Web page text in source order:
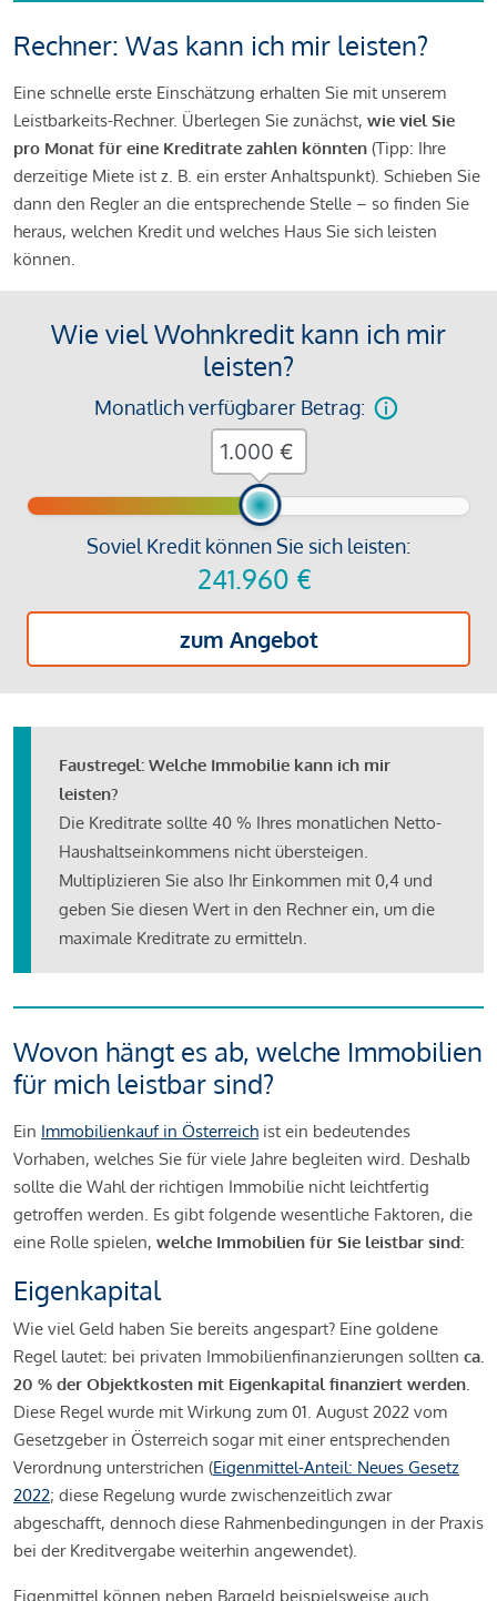
Rechner: Was kann ich mir leisten?
Eine schnelle erste Einschätzung erhalten Sie mit unserem
Leistbarkeits-Rechner. Überlegen Sie zunächst, wie viel Sie
pro Monat für eine Kreditrate zahlen könnten (Tipp: Ihre
derzeitige Miete ist z. B. ein erster Anhaltspunkt). Schieben Sie
dann den Regler an die entsprechende Stelle – so finden Sie
heraus, welchen Kredit und welches Haus Sie sich leisten
können.
Wie viel Wohnkredit kann ich mir
leisten?
Monatlich verfügbarer Betrag:
Soviel Kredit können Sie sich leisten:
241.960 €
zum Angebot
€
Faustregel: Welche Immobilie kann ich mir
leisten?
Die Kreditrate sollte 40 % Ihres monatlichen Netto-
Haushaltseinkommens nicht übersteigen.
Multiplizieren Sie also Ihr Einkommen mit 0,4 und
geben Sie diesen Wert in den Rechner ein, um die
maximale Kreditrate zu ermitteln.
Wovon hängt es ab, welche Immobilien
für mich leistbar sind?
Ein Immobilienkauf in Österreich ist ein bedeutendes
Vorhaben, welches Sie für viele Jahre begleiten wird. Deshalb
sollte die Wahl der richtigen Immobilie nicht leichtfertig
getroffen werden. Es gibt folgende wesentliche Faktoren, die
eine Rolle spielen, welche Immobilien für Sie leistbar sind:
Eigenkapital
Wie viel Geld haben Sie bereits angespart? Eine goldene
Regel lautet: bei privaten Immobilienfinanzierungen sollten ca.
20 % der Objektkosten mit Eigenkapital finanziert werden.
Diese Regel wurde mit Wirkung zum 01. August 2022 vom
Gesetzgeber in Österreich sogar mit einer entsprechenden
Verordnung unterstrichen (Eigenmittel-Anteil: Neues Gesetz
2022; diese Regelung wurde zwischenzeitlich zwar
abgeschafft, dennoch diese Rahmenbedingungen in der Praxis
bei der Kreditvergabe weiterhin angewendet).
Eigenmittel können neben Bargeld beispielsweise auch